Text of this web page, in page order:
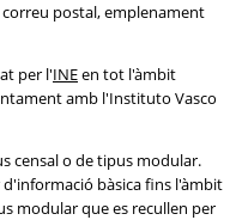
postal, emplenament
per l'INEen tot l'àmbit
amb l'Instituto Vasco
censal o de tipus modular.
bàsica fins l'àmbit
modular que es recullen per